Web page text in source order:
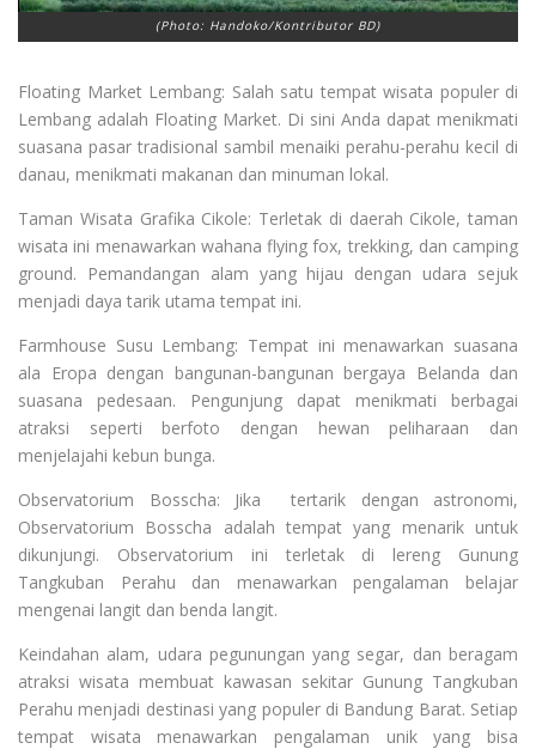
(Photo: Handoko/Kontributor BD)
Floating Market Lembang: Salah satu tempat wisata populer di
Lembang adalah Floating Market. Di sini Anda dapat menikmati
suasana pasar tradisional sambil menaiki perahu-perahu kecil di
danau, menikmati makanan dan minuman lokal.
Taman Wisata Grafika Cikole: Terletak di daerah Cikole, taman
wisata ini menawarkan wahana flying fox, trekking, dan camping
ground. Pemandangan alam yang hijau dengan udara sejuk
menjadi daya tarik utama tempat ini.
Farmhouse Susu Lembang: Tempat ini menawarkan suasana
ala Eropa dengan bangunan-bangunan bergaya Belanda dan
suasana pedesaan. Pengunjung dapat menikmati berbagai
atraksi seperti berfoto dengan hewan peliharaan dan
menjelajahi kebun bunga.
Observatorium Bosscha: Jika tertarik dengan astronomi,
Observatorium Bosscha adalah tempat yang menarik untuk
dikunjungi. Observatorium ini terletak di lereng Gunung
Tangkuban Perahu dan menawarkan pengalaman belajar
mengenai langit dan benda langit.
Keindahan alam, udara pegunungan yang segar, dan beragam
atraksi wisata membuat kawasan sekitar Gunung Tangkuban
Perahu menjadi destinasi yang populer di Bandung Barat. Setiap
tempat wisata menawarkan pengalaman unik yang bisa